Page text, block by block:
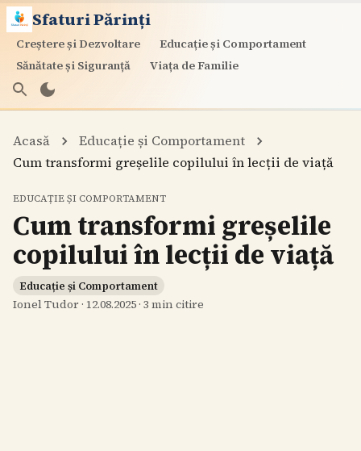
Sfaturi Părinți
Creștere și Dezvoltare
Educație și Comportament
Sănătate și Siguranță
Viața de Familie
Acasă
Educație și Comportament
Cum transformi greșelile copilului în lecții de viață
EDUCAȚIE ȘI COMPORTAMENT
Cum transformi greșelile
copilului în lecții de viață
Educație și Comportament
Ionel Tudor · 12.08.2025 · 3 min citire